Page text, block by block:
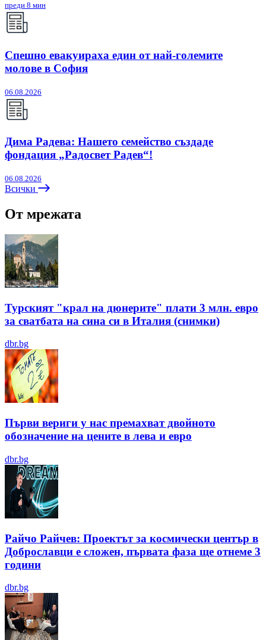
преди 8 мин
Спешно евакуираха един от най-големите
молове в София
06.08.2026
Дима Радева: Нашето семейство създаде
фондация „Радосвет Радев“!
06.08.2026
Всички
От мрежата
Турският "крал на дюнерите" плати 3 млн. евро
за сватбата на сина си в Италия (снимки)
dbr.bg
Първи вериги у нас премахват двойното
обозначение на цените в лева и евро
dbr.bg
Райчо Райчев: Проектът за космически център в
Доброславци е сложен, първата фаза ще отнеме 3
години
dbr.bg